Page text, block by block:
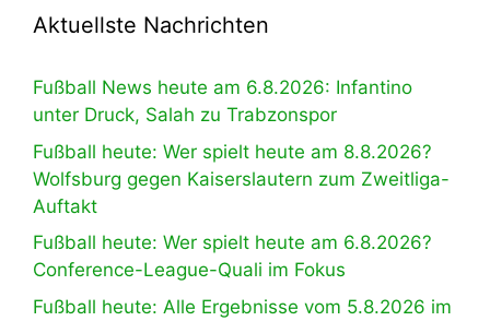
Aktuellste Nachrichten
Fußball News heute am 6.8.2026: Infantino
unter Druck, Salah zu Trabzonspor
Fußball heute: Wer spielt heute am 8.8.2026?
Wolfsburg gegen Kaiserslautern zum Zweitliga-
Auftakt
Fußball heute: Wer spielt heute am 6.8.2026?
Conference-League-Quali im Fokus
Fußball heute: Alle Ergebnisse vom 5.8.2026 im